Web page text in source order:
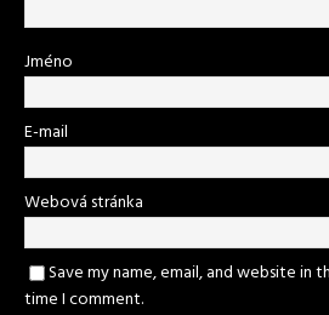
Jméno
E-mail
Webová stránka
Save my name, email, and website in
time I comment.